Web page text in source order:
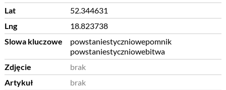
Lat
52.344631
Lng
18.823738
Slowa kluczowe
powstaniestyczniowepomnik
powstaniestyczniowebitwa
Zdjęcie
brak
Artykuł
brak